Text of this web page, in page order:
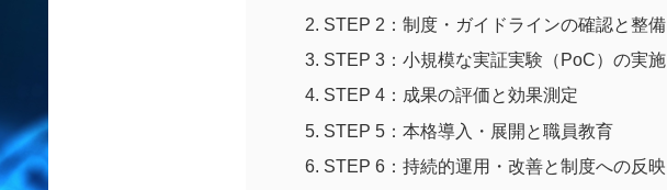
STEP 2：制度・ガイドラインの確認と整備
STEP 3：小規模な実証実験（PoC）の実施
STEP 4：成果の評価と効果測定
STEP 5：本格導入・展開と職員教育
STEP 6：持続的運用・改善と制度への反映